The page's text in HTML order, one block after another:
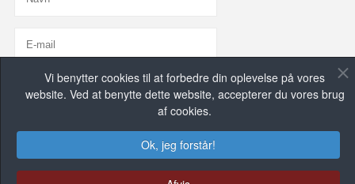
Vi benytter cookies til at forbedre din oplevelse på vores
website. Ved at benytte dette website, accepterer du vores brug
af cookies.
Ok, jeg forstår!
Jeg er enig medPrivatlivspolitik
FIND OS PÅ DE SOCIALE MEDIER